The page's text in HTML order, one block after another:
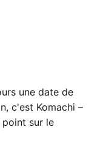
une date de
c'est Komachi –
sur le